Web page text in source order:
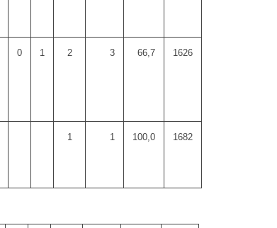
0 1 2 3 66,7 1626
1 1 100,0 1682